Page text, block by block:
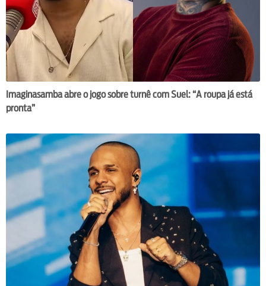
Imaginasamba abre o jogo sobre turnê com Suel: “A roupa já está
pronta”